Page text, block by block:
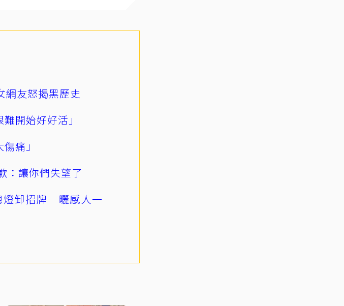
網友怒揭黑歷史
開始好好活」
痛」
：讓你們失望了
燈卸招牌 曬感人一